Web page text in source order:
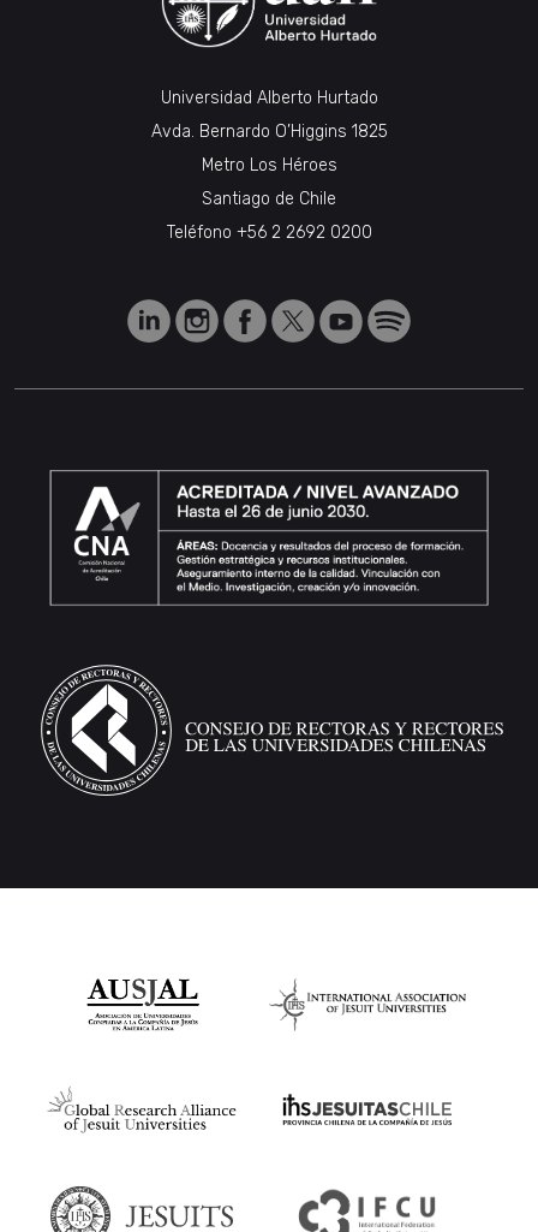
Universidad Alberto Hurtado
Avda. Bernardo O’Higgins 1825
Metro Los Héroes
Santiago de Chile
Teléfono +56 2 2692 0200